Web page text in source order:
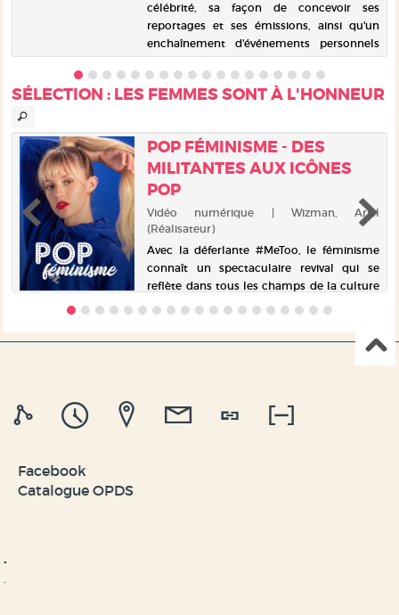
célébrité, sa façon de concevoir ses
reportages et ses émissions, ainsi qu'un
enchaînement d'événements personnels
vont entraîner une remise en caus...
SÉLECTION : LES FEMMES SONT À L'HONNEUR
POP FÉMINISME - DES
MILITANTES AUX ICÔNES
POP
Vidéo numérique | Wizman, Ariel
(Réalisateur)
Avec la déferlante #MeToo, le féminisme
connaît un spectaculaire revival qui se
reflète dans tous les champs de la culture
pop. Effet de mode ou révolution ? Narrée
dans ce foisonnant...
Facebook
Catalogue OPDS
.
.